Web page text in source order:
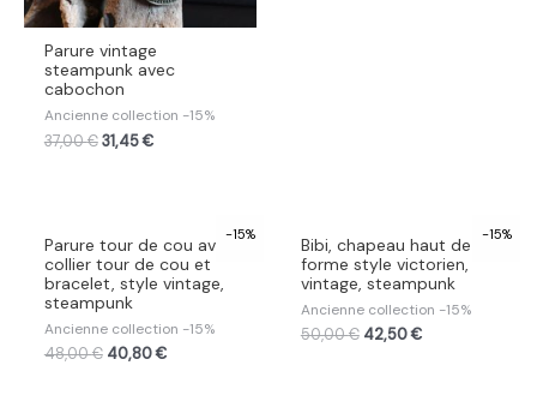
Parure vintage
steampunk avec
cabochon
Ancienne collection -15%
37,00€ 31,45€
-15%
Parure tour de cou avec
collier tour de cou et
bracelet, style vintage,
steampunk
Ancienne collection -15%
48,00€ 40,80€
-15%
Bibi, chapeau haut de
forme style victorien,
vintage, steampunk
Ancienne collection -15%
50,00€ 42,50€